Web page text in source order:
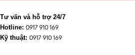
Tư vấn và hỗ trợ 24/7
Hotline: 0917 910 169
Kỹ thuật:0917 910 169